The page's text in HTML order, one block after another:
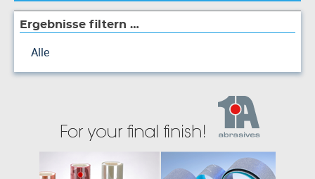
Ergebnisse filtern …
Alle